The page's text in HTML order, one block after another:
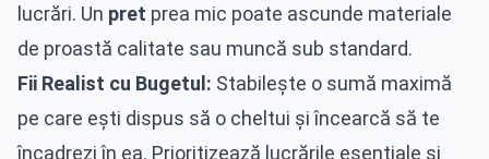
lucrări. Un pret prea mic poate ascunde materiale
de proastă calitate sau muncă sub standard.
Fii Realist cu Bugetul: Stabilește o sumă maximă
pe care ești dispus să o cheltui și încearcă să te
încadrezi în ea. Prioritizează lucrările esențiale și